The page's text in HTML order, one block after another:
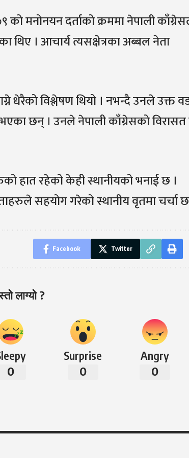
को मनोनयन दर्ताको क्रममा नेपाली
थिए । आचार्य त्यसक्षेत्रका अब्बल नेता
धेरैको विश्लेषण थियो । नभन्दै उनले उक्त
छन् । उनले नेपाली काँग्रेसको
हात रहेको केही स्थानीयको भनाई छ ।
सहयोग गरेको स्थानीय वृतमा चर्चा
Facebook Twitter
लाग्यो ?
0
Surprise
0
Angry
0